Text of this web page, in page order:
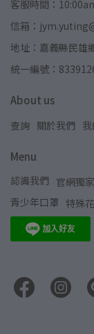
客服時間：
信箱：
地址：嘉義縣民雄
統一編號：
About us
查詢 關於我們
Menu
認識我們 官網獨
青少年口罩 特殊